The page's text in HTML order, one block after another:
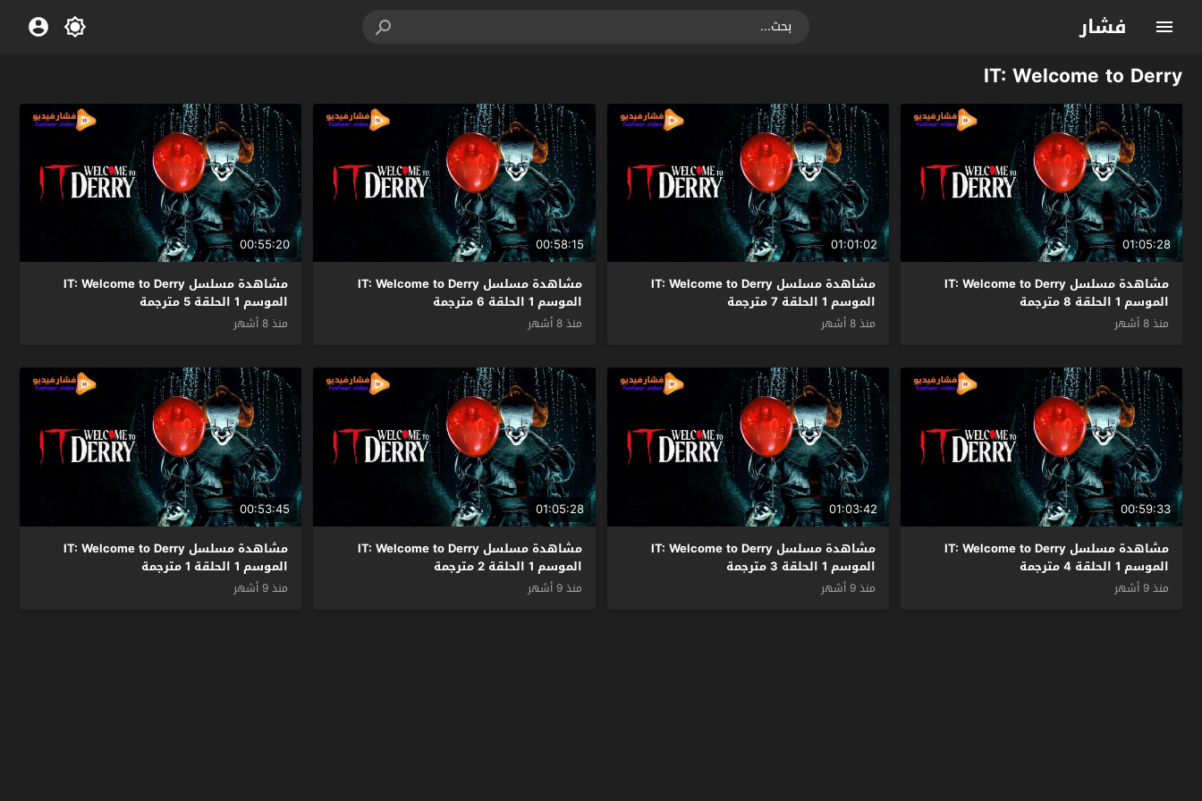
فشار
IT: Welcome to Derry
01:05:28
مشاهدة مسلسل IT: Welcome to Derry
الموسم 1 الحلقة 8 مترجمة
منذ 8 أشهر
01:01:02
مشاهدة مسلسل IT: Welcome to Derry
الموسم 1 الحلقة 7 مترجمة
منذ 8 أشهر
00:58:15
مشاهدة مسلسل IT: Welcome to Derry
الموسم 1 الحلقة 6 مترجمة
منذ 8 أشهر
00:55:20
مشاهدة مسلسل IT: Welcome to Derry
الموسم 1 الحلقة 5 مترجمة
منذ 8 أشهر
00:59:33
مشاهدة مسلسل IT: Welcome to Derry
الموسم 1 الحلقة 4 مترجمة
منذ 9 أشهر
01:03:42
مشاهدة مسلسل IT: Welcome to Derry
الموسم 1 الحلقة 3 مترجمة
منذ 9 أشهر
01:05:28
مشاهدة مسلسل IT: Welcome to Derry
الموسم 1 الحلقة 2 مترجمة
منذ 9 أشهر
00:53:45
مشاهدة مسلسل IT: Welcome to Derry
الموسم 1 الحلقة 1 مترجمة
منذ 9 أشهر